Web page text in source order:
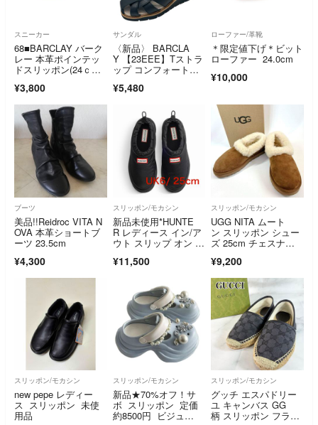
スニーカー
68■BARCLAY バーク
レー 本革ポインテッ
ドスリッポン(24ｃｍ)
¥3,800
サンダル
〈新品〉 BARCLA
Y 【23EEE】Tストラ
ップ コンフォートシ
¥5,480
ローファー/革靴
＊限定値下げ＊ビット
ローファー 24.0cm
¥10,000
ブーツ
美品!!Reidroc VITA N
OVA 本革ショートブ
ーツ 23.5cm
¥4,300
スリッポン/モカシン
新品未使用*HUNTE
R レディース イン/ア
ウト スリップ オン ス
¥11,500
スリッポン/モカシン
UGG NITA ムート
ン スリッポン シュー
ズ 25cm チェスナッ
¥9,200
スリッポン/モカシン
new pepe レディー
ス スリッポン 未使
用品
スリッポン/モカシン
新品★70%オフ！サ
ボ スリッポン 定価
約8500円 ビジュ
スリッポン/モカシン
グッチ エスパドリー
ユ キャンバス GG
柄 スリッポン フラッ